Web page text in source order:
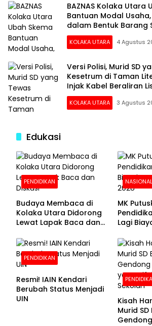
BAZNAS Kolaka Utara
Bantuan Modal
dalam Bentuk Barang
Juta
KOLAKA UTARA 4 Agustus
Versi Polisi, Murid SD
Kesetrum di Taman
Injak Kabel Beraliran
KOLAKA UTARA 3 Agustus
Edukasi
PENDIDIKAN
Budaya Membaca di
Kolaka Utara Didorong
Lewat Lapak Baca dan
NASIONAL
MK
Lagi
PENDIDIKAN
Resmi! IAIN Kendari
Berubah Status Menjadi
UIN
Kisah
Murid